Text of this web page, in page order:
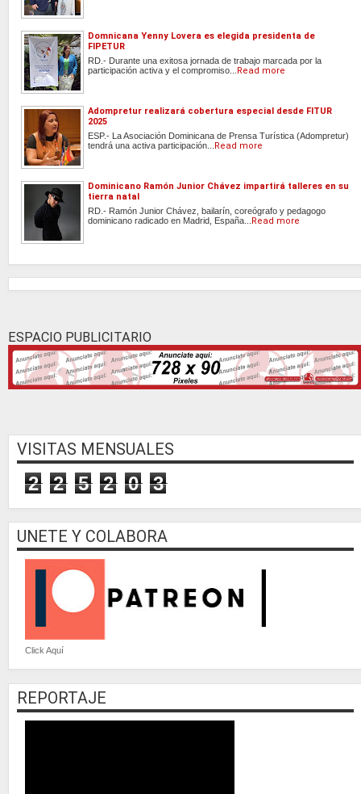
Domnicana Yenny Lovera es elegida presidenta de
FIPETUR
RD.- Durante una exitosa jornada de trabajo marcada por la
participación activa y el compromiso...
Read more
Adompretur realizará cobertura especial desde FITUR
2025
ESP.- La Asociación Dominicana de Prensa Turística (Adompretur)
tendrá una activa participación...
Read more
Dominicano Ramón Junior Chávez impartirá talleres en su
tierra natal
RD.- Ramón Junior Chávez, bailarín, coreógrafo y pedagogo
dominicano radicado en Madrid, España...
Read more
ESPACIO PUBLICITARIO
VISITAS MENSUALES
2 2 5 2 0 3
UNETE Y COLABORA
Click Aquí
REPORTAJE